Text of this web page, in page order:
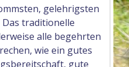
gelehrigsten
traditionelle
alle begehrten
wie ein gutes
gute